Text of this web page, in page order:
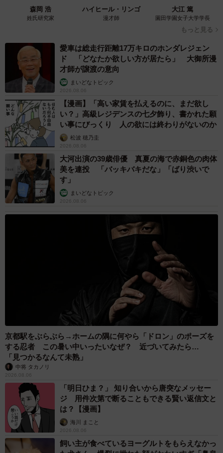
森岡 浩
姓氏研究家
ハイヒール・リンゴ
漫才師
大江 篤
園田学園女子大学学長
もっと見る
愛車は総走行距離17万キロのホンダレジェン
ド 「どなたか欲しい方が居たら」 大御所漫
才師が譲渡の意向
まいどなトピック
2026.08.06
【漫画】「高い家賃を払えるのに、まだ欲し
い？」高級レジデンスの七夕飾り、書かれた願
い事にびっくり 人の欲には終わりがないのか
松波 穂乃圭
2026.08.06
大河出演の39歳俳優 真夏の海で赤銅色の肉体
美を連投 「バッキバキだな」「ばり渋いで
す」
まいどなトピック
2026.08.06
京都駅をぶらぶら→ホームの隅に何やら「ドロン」のポーズを
する忍者 この暑い中いったいなぜ？ 近づいてみたら…
「見つかるなんて未熟」
中将 タカノリ
2026.08.06
「明日ひま？」 知り合いから唐突なメッセー
ジ 用件次第で断ることもできる賢い返信文と
は？【漫画】
海川 まこと
2026.08.06
飼い主が食べているヨーグルトをもらえなかっ